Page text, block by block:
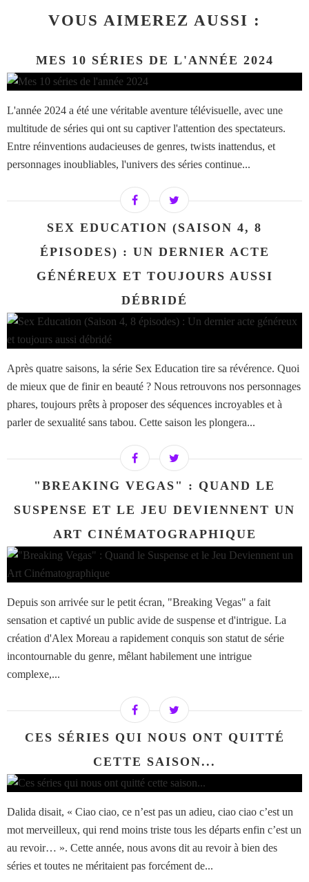
VOUS AIMEREZ AUSSI :
MES 10 SÉRIES DE L'ANNÉE 2024
L'année 2024 a été une véritable aventure télévisuelle, avec une
multitude de séries qui ont su captiver l'attention des spectateurs.
Entre réinventions audacieuses de genres, twists inattendus, et
personnages inoubliables, l'univers des séries continue...
SEX EDUCATION (SAISON 4, 8
ÉPISODES) : UN DERNIER ACTE
GÉNÉREUX ET TOUJOURS AUSSI
DÉBRIDÉ
Après quatre saisons, la série Sex Education tire sa révérence. Quoi
de mieux que de finir en beauté ? Nous retrouvons nos personnages
phares, toujours prêts à proposer des séquences incroyables et à
parler de sexualité sans tabou. Cette saison les plongera...
"BREAKING VEGAS" : QUAND LE
SUSPENSE ET LE JEU DEVIENNENT UN
ART CINÉMATOGRAPHIQUE
Depuis son arrivée sur le petit écran, "Breaking Vegas" a fait
sensation et captivé un public avide de suspense et d'intrigue. La
création d'Alex Moreau a rapidement conquis son statut de série
incontournable du genre, mêlant habilement une intrigue
complexe,...
CES SÉRIES QUI NOUS ONT QUITTÉ
CETTE SAISON...
Dalida disait, « Ciao ciao, ce n’est pas un adieu, ciao ciao c’est un
mot merveilleux, qui rend moins triste tous les départs enfin c’est un
au revoir… ». Cette année, nous avons dit au revoir à bien des
séries et toutes ne méritaient pas forcément de...